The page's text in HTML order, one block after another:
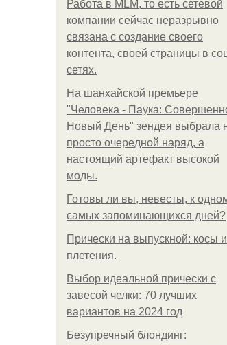
Работа в MLM, то есть сетевой
компании сейчас неразрывно
связана с создание своего
контента, своей страницы в
сетях.
На шанхайской премьере
"Человека - Паука:
Новый День" зендея выбрала
просто очередной наряд, а
настоящий артефакт высокой
моды.
Готовы ли вы, невесты, к
самых запоминающихся дней?
Прически на выпускной: косы и
плетения.
Выбор идеальной прически с
завесой челки: 70 лучших
вариантов на 2024 год
Безупречный блондинг: